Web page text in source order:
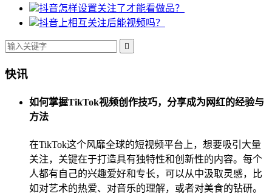
抖音怎样设置关注了才能看做品？
抖音上相互关注后能视频吗？

快讯
如何掌握TikTok视频创作技巧，分享成为网红的经验与
方法
在TikTok这个风靡全球的短视频平台上，想要吸引大量
关注，关键在于打造具有独特性和创新性的内容。每个
人都有自己的兴趣爱好和专长，可以从中汲取灵感，比
如对艺术的热爱、对音乐的理解，或者对美食的钻研。